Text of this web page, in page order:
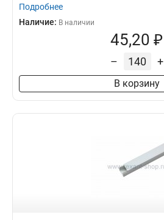
Подробнее
Наличие: В наличии
45,20 ₽
– +
В корзину